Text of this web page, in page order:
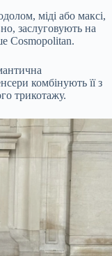
міді або максі,
заслуговують на
Cosmopolitan.
комбінують її з
трикотажу.